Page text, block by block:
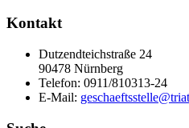
Kontakt
Dutzendteichstraße 24
90478 Nürnberg
Telefon: 0911/810313-24
E-Mail: